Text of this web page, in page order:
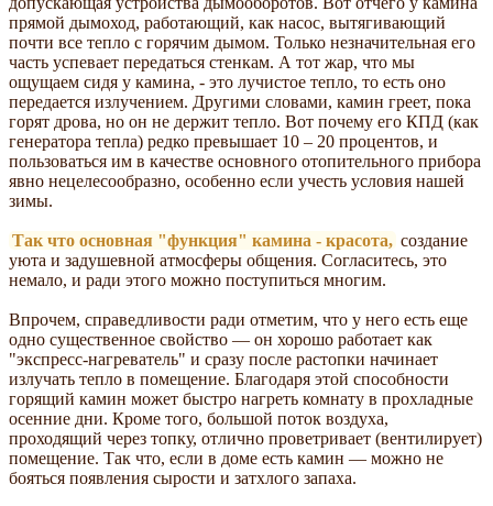
прямой дымоход, работающий, как насос, вытягивающий
почти все тепло с горячим дымом. Только незначительная его
часть успевает передаться стенкам. А тот жар, что мы
ощущаем сидя у камина, - это лучистое тепло, то есть оно
передается излучением. Другими словами, камин греет, пока
горят дрова, но он не держит тепло. Вот поче­му его КПД (как
генератора тепла) редко превышает 10 – 20 процентов, и
пользоваться им в качестве основного отопительного прибора
явно нецелесообразно, особенно если учесть условия нашей
зимы.
Так что основная "функция" камина - красота, создание
уюта и задушевной атмосферы общения. Согласитесь, это
немало, и ради этого можно поступиться многим.
Впрочем, справедливости ради отметим, что у него есть еще
одно существенное свойство — он хорошо работает как
"экспресс-нагреватель" и сразу после растопки начинает
излучать тепло в помещение. Благодаря этой способности
горящий камин может быстро нагреть комнату в прохладные
осенние дни. Кроме того, большой поток воздуха,
проходящий через топку, отлично проветривает (вентилирует)
помещение. Так что, если в доме есть камин — можно не
бояться появления сырости и затхлого запаха.